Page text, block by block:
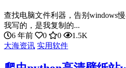
查找电脑文件利器，告别windows
我写的，是我复制的...
6 年前
0 0
1.5K
大海资讯 实用软件